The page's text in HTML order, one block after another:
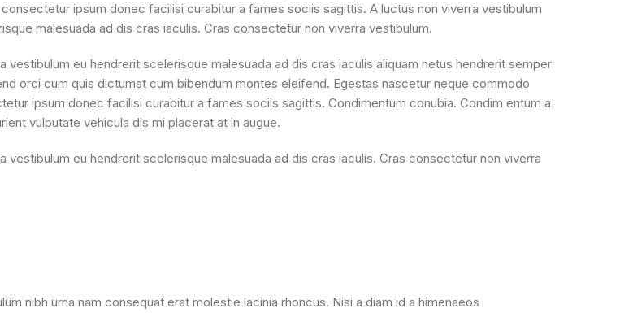
ipsum donec facilisi curabitur a fames sociis sagittis. A luctus non viverra vestibulum
malesuada ad dis cras iaculis. Cras consectetur non viverra vestibulum.
vestibulum eu hendrerit scelerisque malesuada ad dis cras iaculis aliquam netus hendrerit semper
orci cum quis dictumst cum bibendum montes eleifend. Egestas nascetur neque commodo
ipsum donec facilisi curabitur a fames sociis sagittis. Condimentum conubia. Condim entum a
vulputate vehicula dis mi placerat at in augue.
vestibulum eu hendrerit scelerisque malesuada ad dis cras iaculis. Cras consectetur non viverra
nibh urna nam consequat erat molestie lacinia rhoncus. Nisi a diam id a himenaeos